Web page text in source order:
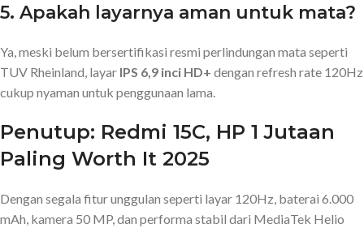
5. Apakah layarnya aman untuk mata?
Ya, meski belum bersertifikasi resmi perlindungan mata seperti
TUV Rheinland, layar IPS 6,9 inci HD+ dengan refresh rate 120Hz
cukup nyaman untuk penggunaan lama.
Penutup: Redmi 15C, HP 1 Jutaan
Paling Worth It 2025
Dengan segala fitur unggulan seperti layar 120Hz, baterai 6.000
mAh, kamera 50 MP, dan performa stabil dari MediaTek Helio